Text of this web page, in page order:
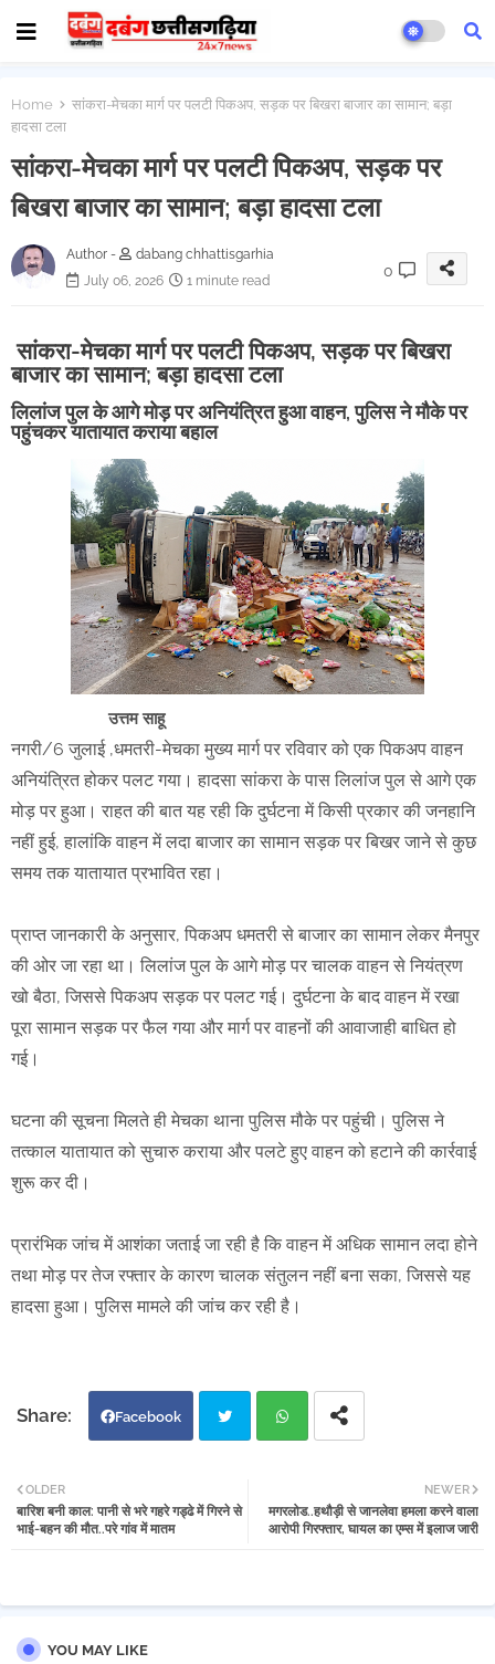
Home
सांकरा-मेचका मार्ग पर पलटी पिकअप, सड़क पर बिखरा बाजार का सामान; बड़ा
हादसा टला
सांकरा-मेचका मार्ग पर पलटी पिकअप, सड़क पर
बिखरा बाजार का सामान; बड़ा हादसा टला
Author -
dabang chhattisgarhia
July 06, 2026
1 minute read
0
सांकरा-मेचका मार्ग पर पलटी पिकअप, सड़क पर बिखरा
बाजार का सामान; बड़ा हादसा टला
लिलांज पुल के आगे मोड़ पर अनियंत्रित हुआ वाहन, पुलिस ने मौके पर
पहुंचकर यातायात कराया बहाल
उत्तम साहू
नगरी/6 जुलाई ,धमतरी-मेचका मुख्य मार्ग पर रविवार को एक पिकअप वाहन
अनियंत्रित होकर पलट गया। हादसा सांकरा के पास लिलांज पुल से आगे एक
मोड़ पर हुआ। राहत की बात यह रही कि दुर्घटना में किसी प्रकार की जनहानि
नहीं हुई, हालांकि वाहन में लदा बाजार का सामान सड़क पर बिखर जाने से कुछ
समय तक यातायात प्रभावित रहा।
प्राप्त जानकारी के अनुसार, पिकअप धमतरी से बाजार का सामान लेकर मैनपुर
की ओर जा रहा था। लिलांज पुल के आगे मोड़ पर चालक वाहन से नियंत्रण
खो बैठा, जिससे पिकअप सड़क पर पलट गई। दुर्घटना के बाद वाहन में रखा
पूरा सामान सड़क पर फैल गया और मार्ग पर वाहनों की आवाजाही बाधित हो
गई।
घटना की सूचना मिलते ही मेचका थाना पुलिस मौके पर पहुंची। पुलिस ने
तत्काल यातायात को सुचारु कराया और पलटे हुए वाहन को हटाने की कार्रवाई
शुरू कर दी।
प्रारंभिक जांच में आशंका जताई जा रही है कि वाहन में अधिक सामान लदा होने
तथा मोड़ पर तेज रफ्तार के कारण चालक संतुलन नहीं बना सका, जिससे यह
हादसा हुआ। पुलिस मामले की जांच कर रही है।
Facebook
tter atsa
NEWER
मगरलोड..हथौड़ी से जानलेवा हमला करने वाला
आरोपी गिरफ्तार, घायल का एम्स में इलाज जारी
OLDER
बारिश बनी काल: पानी से भरे गहरे गड्ढे में गिरने से
भाई-बहन की मौत..परे गांव में मातम
YOU MAY LIKE